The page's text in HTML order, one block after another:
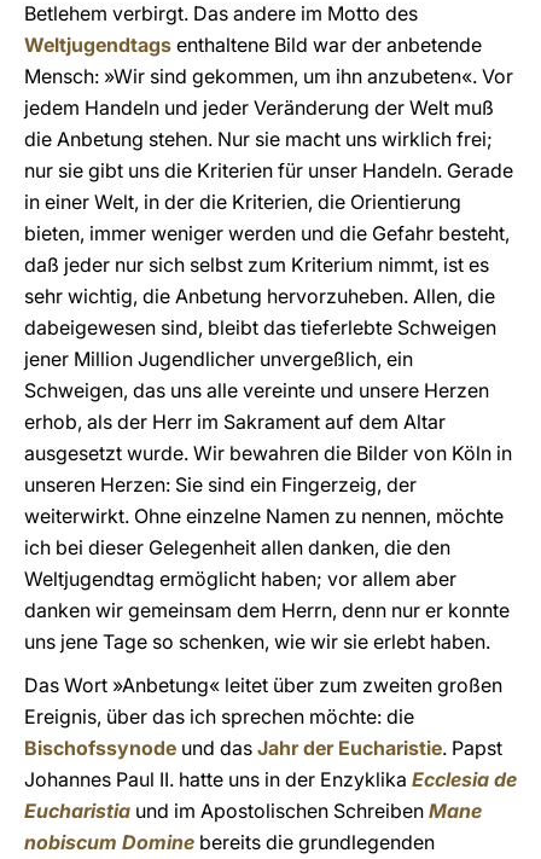
Betlehem verbirgt. Das andere im Motto des
Weltjugendtags enthaltene Bild war der anbetende
Mensch: »Wir sind gekommen, um ihn anzubeten«. Vor
jedem Handeln und jeder Veränderung der Welt muß
die Anbetung stehen. Nur sie macht uns wirklich frei;
nur sie gibt uns die Kriterien für unser Handeln. Gerade
in einer Welt, in der die Kriterien, die Orientierung
bieten, immer weniger werden und die Gefahr besteht,
daß jeder nur sich selbst zum Kriterium nimmt, ist es
sehr wichtig, die Anbetung hervorzuheben. Allen, die
dabeigewesen sind, bleibt das tieferlebte Schweigen
jener Million Jugendlicher unvergeßlich, ein
Schweigen, das uns alle vereinte und unsere Herzen
erhob, als der Herr im Sakrament auf dem Altar
ausgesetzt wurde. Wir bewahren die Bilder von Köln in
unseren Herzen: Sie sind ein Fingerzeig, der
weiterwirkt. Ohne einzelne Namen zu nennen, möchte
ich bei dieser Gelegenheit allen danken, die den
Weltjugendtag ermöglicht haben; vor allem aber
danken wir gemeinsam dem Herrn, denn nur er konnte
uns jene Tage so schenken, wie wir sie erlebt haben.
Das Wort »Anbetung« leitet über zum zweiten großen
Ereignis, über das ich sprechen möchte: die
Bischofssynode und das Jahr der Eucharistie. Papst
Johannes Paul II. hatte uns in der Enzyklika Ecclesia de
Eucharistia und im Apostolischen Schreiben Mane
nobiscum Domine bereits die grundlegenden